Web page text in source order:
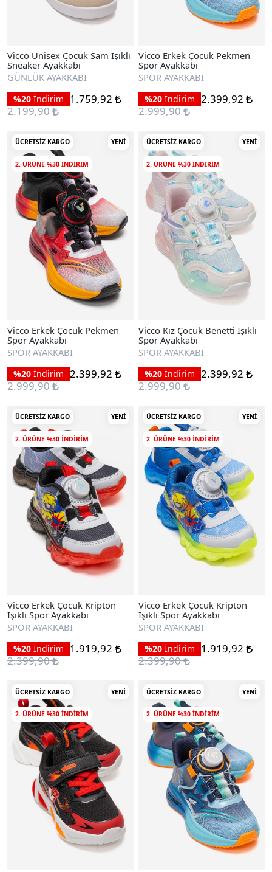
Vicco Unisex Çocuk Sam Işıklı
Sneaker Ayakkabı
GÜNLÜK AYAKKABI
%20 İndirim
1.759,92
2.199,90
Vicco Erkek Çocuk Pekmen
Spor Ayakkabı
SPOR AYAKKABI
%20 İndirim 2.399,92
2.999,90
ÜCRETSIZ KARGO YENI
2. ÜRÜNE %30 INDIRIM
Vicco Erkek Çocuk Pekmen
Spor Ayakkabı
SPOR AYAKKABI
%20 İndirim 2.399,92
2.999,90
ÜCRETSIZ KARGO YENI
2. ÜRÜNE %30 INDIRIM
Vicco Kız Çocuk Benetti Işıklı
Spor Ayakkabı
SPOR AYAKKABI
%20 İndirim 2.399,92
2.999,90
ÜCRETSIZ KARGO YENI
2. ÜRÜNE %30 INDIRIM
Vicco Erkek Çocuk Kripton
Işıklı Spor Ayakkabı
SPOR AYAKKABI
%20 İndirim
1.919,92
2.399,90
ÜCRETSIZ KARGO YENI
2. ÜRÜNE %30 INDIRIM
Vicco Erkek Çocuk Kripton
Işıklı Spor Ayakkabı
SPOR AYAKKABI
%20 İndirim
1.919,92
2.399,90
ÜCRETSIZ KARGO YENI
2. ÜRÜNE %30 INDIRIM
ÜCRETSIZ KARGO YENI
2. ÜRÜNE %30 INDIRIM